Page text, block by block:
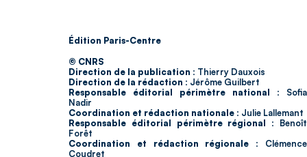
Édition Paris-Centre
© CNRS
Direction de la publication : Thierry Dauxois
Direction de la rédaction : Jérôme Guilbert
Responsable éditorial périmètre national : Sofia
Nadir
Coordination et rédaction nationale : Julie Lallemant
Responsable éditorial périmètre régional : Benoît
Forêt
Coordination et rédaction régionale : Clémence
Coudret